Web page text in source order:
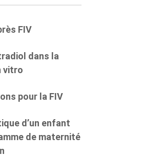
FIV
dans la
vitro
pour la FIV
d’un enfant
de maternité